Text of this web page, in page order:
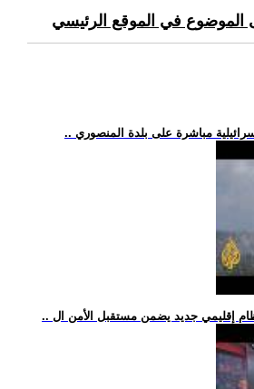
الموضوع في الموقع الرئيسي
مباشرة على بلدة المنصوري
إقليمي جديد يضمن مستقبل الأمن ال